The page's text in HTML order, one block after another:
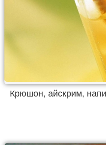
Крюшон, айскрим,